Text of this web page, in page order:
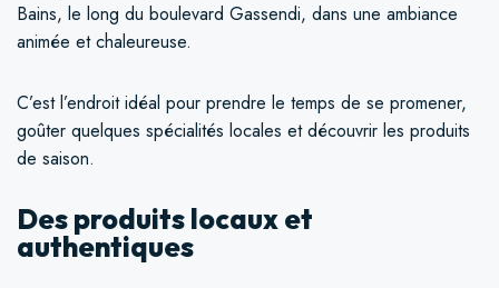
Bains, le long du boulevard Gassendi, dans une ambiance
animée et chaleureuse.
C’est l’endroit idéal pour prendre le temps de se promener,
goûter quelques spécialités locales et découvrir les produits
de saison.
Des produits locaux et
authentiques